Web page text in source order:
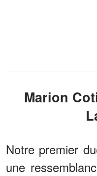
Marion Cotillard et Mélanie
Notre premier
une